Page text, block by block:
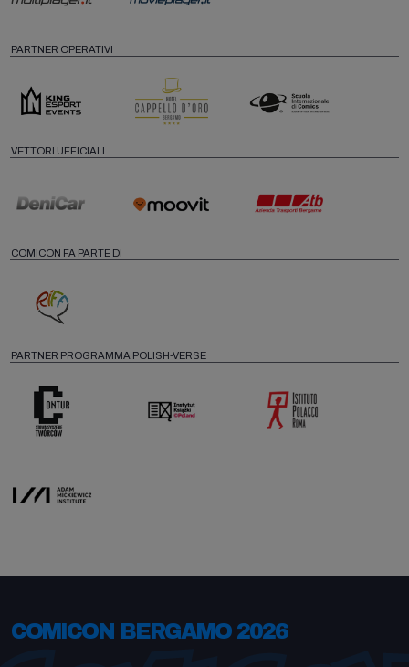
PARTNER OPERATIVI
VETTORI UFFICIALI
COMICON FA PARTE DI
PARTNER PROGRAMMA POLISH-VERSE
COMICON BERGAMO 2026